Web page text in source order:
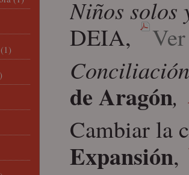
Niños solos
DEIA,
de Aragón,
Cambiar la
Expansión,
(1)